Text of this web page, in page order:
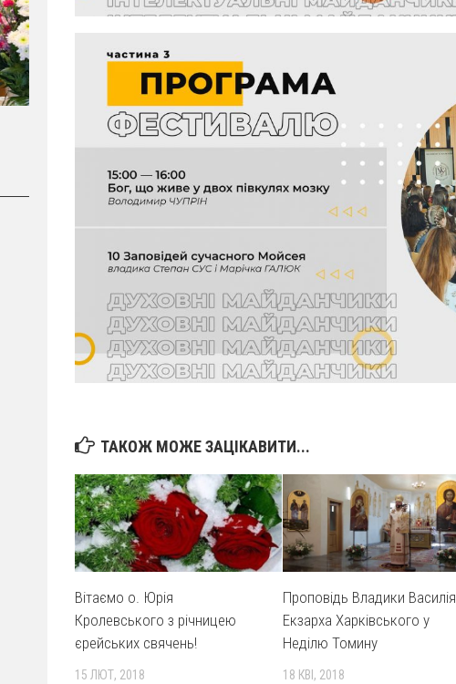
ТАКОЖ МОЖЕ ЗАЦІКАВИТИ...
Вітаємо о. Юрія
Кролевського з річницею
єрейських свячень!
15 ЛЮТ, 2018
Проповідь Владики Василія
Екзарха Харківського у
Неділю Томину
18 КВІ, 2018